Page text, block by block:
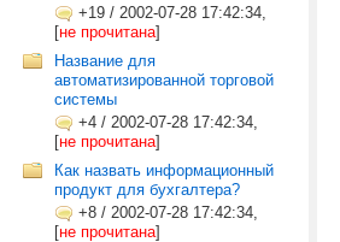
+19 / 2002-07-28 17:42:34,
[не прочитана]
Название для
автоматизированной торговой
системы
+4 / 2002-07-28 17:42:34,
[не прочитана]
Как назвать информационный
продукт для бухгалтера?
+8 / 2002-07-28 17:42:34,
[не прочитана]